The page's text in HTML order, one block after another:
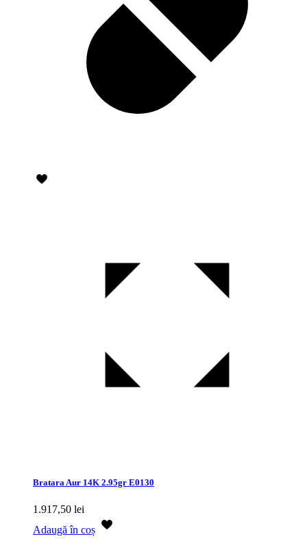
Bratara Aur 14K 2.95gr E0130
1.917,50 lei
Adaugă în coș